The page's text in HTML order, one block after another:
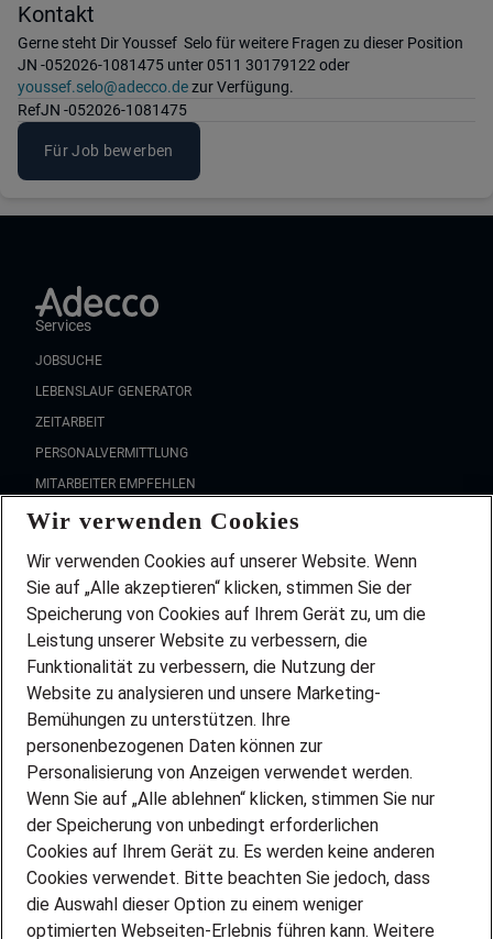
Kontakt
Gerne steht Dir Youssef Selo für weitere Fragen zu dieser Position
JN -052026-1081475 unter 0511 30179122 oder
youssef.selo@adecco.dezur Verfügung.
RefJN -052026-1081475
Für Job bewerben
Services
JOBSUCHE
LEBENSLAUF GENERATOR
ZEITARBEIT
PERSONALVERMITTLUNG
MITARBEITER EMPFEHLEN
FAQ
Wir stellen ein!
DEINE BERUFSGRUPPE
DEINE LEBENSSITUATION
PARTNERSHIP WITH AIRBUS
INITIATIV BEWERBEN
ÜBER UNS
STANDORTE
BLOG
PRESSE
KONTAKT
Wir verwenden Cookies
Wir verwenden Cookies auf unserer Website. Wenn
Sie auf „Alle akzeptieren“ klicken, stimmen Sie der
Speicherung von Cookies auf Ihrem Gerät zu, um die
Leistung unserer Website zu verbessern, die
Funktionalität zu verbessern, die Nutzung der
Website zu analysieren und unsere Marketing-
Bemühungen zu unterstützen. Ihre
personenbezogenen Daten können zur
Personalisierung von Anzeigen verwendet werden.
Wenn Sie auf „Alle ablehnen“ klicken, stimmen Sie nur
der Speicherung von unbedingt erforderlichen
Cookies auf Ihrem Gerät zu. Es werden keine anderen
Cookies verwendet. Bitte beachten Sie jedoch, dass
die Auswahl dieser Option zu einem weniger
optimierten Webseiten-Erlebnis führen kann. Weitere